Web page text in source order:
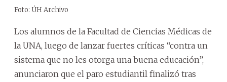
Foto: ÚH Archivo
Los alumnos de la Facultad de Ciencias Médicas de
la UNA, luego de lanzar fuertes críticas “contra un
sistema que no les otorga una buena educación”,
anunciaron que el paro estudiantil finalizó tras